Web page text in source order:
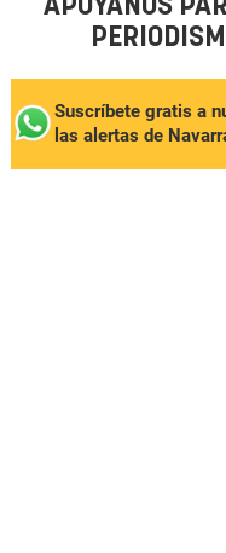
APÓYANOS
Suscríbete gratis a
las alertas de